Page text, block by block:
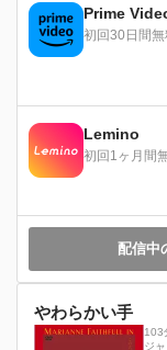
Prime
初回30日間
Lemino
初回1ヶ月間
配信中
やわらかい手
103
ジャ